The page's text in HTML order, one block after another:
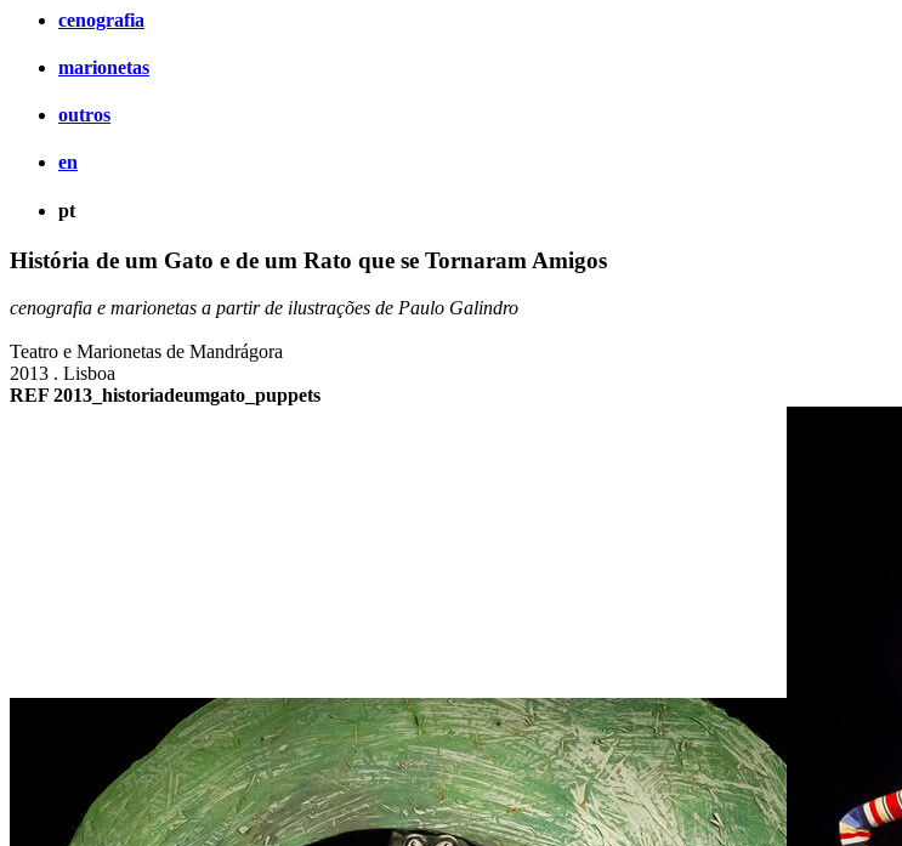
cenografia
marionetas
outros
en
pt
História de um Gato e de um Rato que se Tornaram Amigos
cenografia e marionetas a partir de ilustrações de Paulo Galindro
Teatro e Marionetas de Mandrágora
2013 . Lisboa
REF 2013_historiadeumgato_puppets